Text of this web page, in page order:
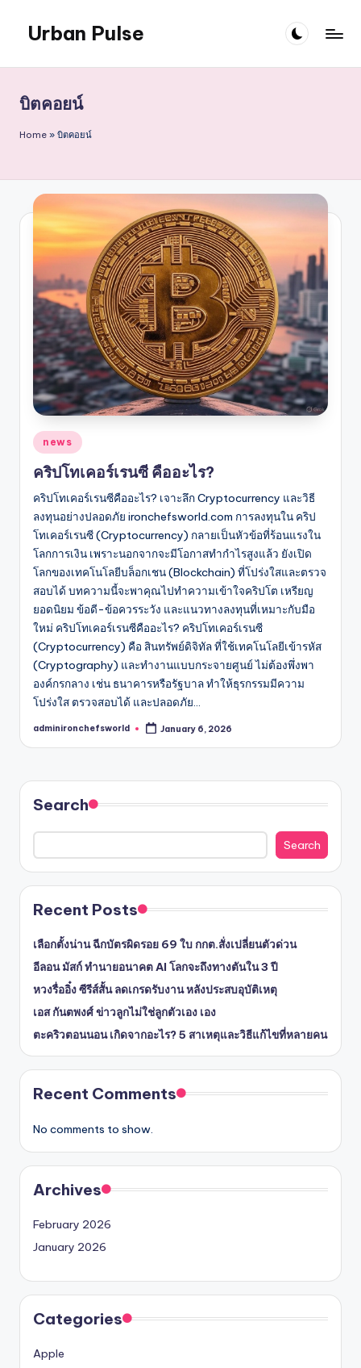
content
Urban Pulse
บิตคอยน์
Home » บิตคอยน์
Posted
in
news
คริปโทเคอร์เรนซี คืออะไร?
คริปโทเคอร์เรนซีคืออะไร? เจาะลึก Cryptocurrency และวิธี
ลงทุนอย่างปลอดภัย ironchefsworld.com การลงทุนใน คริป
โทเคอร์เรนซี (Cryptocurrency) กลายเป็นหัวข้อที่ร้อนแรงใน
โลกการเงิน เพราะนอกจากจะมีโอกาสทำกำไรสูงแล้ว ยังเปิด
โลกของเทคโนโลยีบล็อกเชน (Blockchain) ที่โปร่งใสและตรวจ
สอบได้ บทความนี้จะพาคุณไปทำความเข้าใจคริปโต เหรียญ
ยอดนิยม ข้อดี-ข้อควรระวัง และแนวทางลงทุนที่เหมาะกับมือ
ใหม่ คริปโทเคอร์เรนซีคืออะไร? คริปโทเคอร์เรนซี
(Cryptocurrency) คือ สินทรัพย์ดิจิทัล ที่ใช้เทคโนโลยีเข้ารหัส
(Cryptography) และทำงานแบบกระจายศูนย์ ไม่ต้องพึ่งพา
องค์กรกลาง เช่น ธนาคารหรือรัฐบาล ทำให้ธุรกรรมมีความ
โปร่งใส ตรวจสอบได้ และปลอดภัย…
Posted
adminironchefsworld January 6, 2026
Search
Search
Recent Posts
เลือกตั้งน่าน ฉีกบัตรผิดรอย 69 ใบ กกต.สั่งเปลี่ยนตัวด่วน
อีลอน มัสก์ ทำนายอนาคต AI โลกจะถึงทางตันใน 3 ปี
หวงรื่ออิ๋ง ซีรีส์สั้น ลดเกรดรับงาน หลังประสบอุบัติเหตุ
เอส กันตพงศ์ ข่าวลูกไม่ใช่ลูกตัวเอง เอง
ตะคริวตอนนอน เกิดจากอะไร? 5 สาเหตุและวิธีแก้ไขที่หลายคน
Recent Comments
No comments to show.
Archives
February 2026
January 2026
Categories
Apple